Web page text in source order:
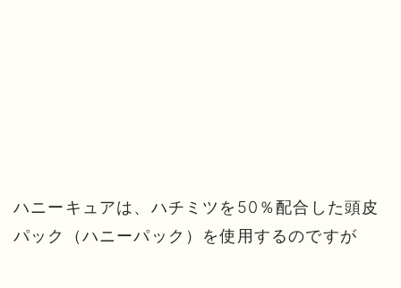
ハニーキュアは、ハチミツを50％配合した頭皮
パック（ハニーパック）を使用するのですが